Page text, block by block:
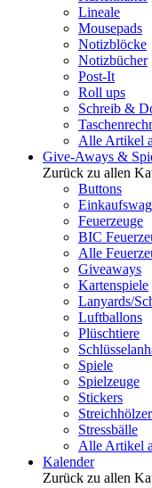
Lineale
Mousepads
Notizblöcke
Notizbücher
Post-It
Roll ups
Schreib &
Alle Artikel
Give-Aways &
Zurück zu allen
Buttons
Feuerzeuge
BIC
Alle
Giveaways
Kartenspiele
Lanyards/
Luftballons
Plüschtiere
Spiele
Spielzeuge
Stickers
Streichhölzer
Stressbälle
Alle Artikel
Kalender
Zurück zu allen